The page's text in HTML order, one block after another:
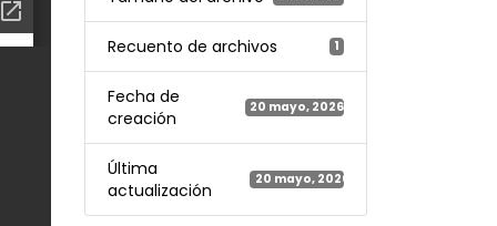
Recuento de archivos 1
Fecha de
creación
20 mayo, 2026
Última
actualización
20 mayo, 2026